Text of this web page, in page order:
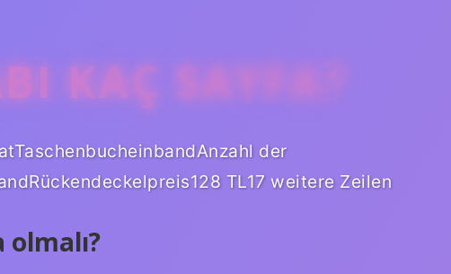
KAÇ SAYFA?
der
TL17 weitere Zeilen